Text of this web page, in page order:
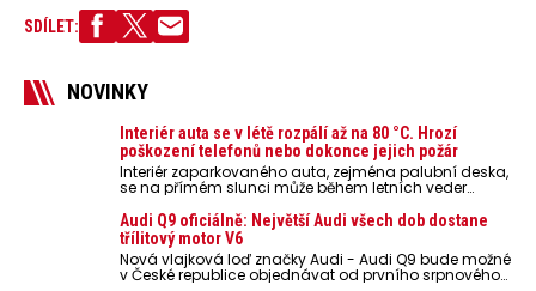
SDÍLET:
NOVINKY
Interiér auta se v létě rozpálí až na 80 °C. Hrozí
poškození telefonů nebo dokonce jejich požár
Interiér zaparkovaného auta, zejména palubní deska,
se na přímém slunci může během letních veder
nebezpečí pro odložené mobilní telefony, powerbanky
nebo notebooky. Můžou urychlit stárnutí baterií,
poškodit elektroniku a ve výjimečných případech i
zvýšit riziko požáru.
Audi Q9 oficiálně: Největší Audi všech dob dostane
třílitový motor V6
Nová vlajková loď značky Audi - Audi Q9 bude možné
v České republice objednávat od prvního srpnového